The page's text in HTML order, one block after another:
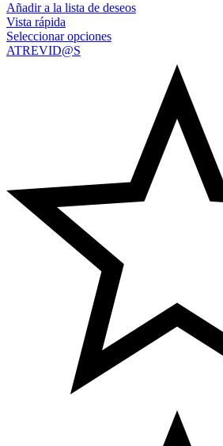
Añadir a la lista de deseos
Vista rápida
Seleccionar opciones
ATREVID@S